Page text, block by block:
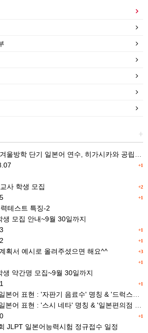
+
기 일본어 연수, 히가시카와 공립 일본어학교 프로그램 사전안내
+1
+2
사 학생 모집
+1
테스트 특징-2
모집 안내~9월 30일까지
+1
+1
+3
획서 예시로 올려주셨으면 해요^^
+1
약간명 모집~9월 30일까지
+1
+1
JLPT 일본어능력시험 정규접수 일정